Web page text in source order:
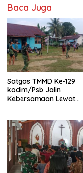
Baca Juga
Satgas TMMD Ke-129
kodim/Psb Jalin
Kebersamaan Lewat